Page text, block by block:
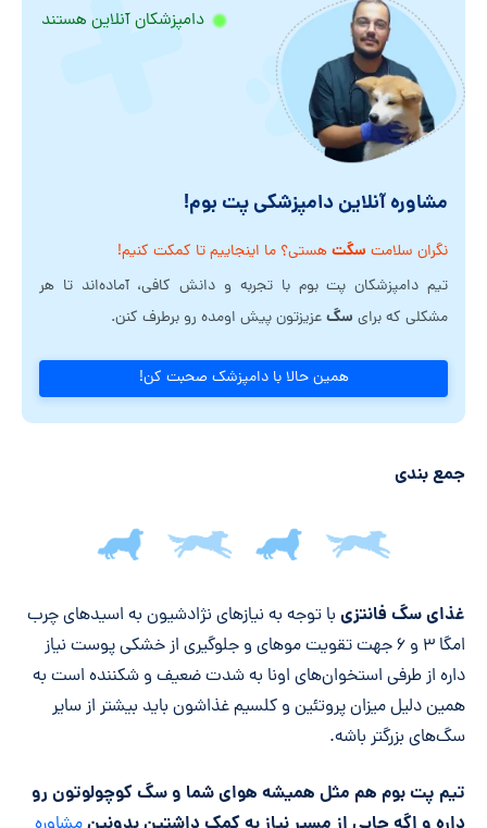
دامپزشکان آنلاین هستند
مشاوره آنلاین دامپزشکی پت بوم!
نگران سلامت سگتهستی؟ ما اینجاییم تا کمکت کنیم!
تیم دامپزشکان پت بوم با تجربه و دانش کافی، آماده‌اند تا هر
مشکلی که برای سگعزیزتون پیش اومده رو برطرف کنن.
همین حالا با دامپزشک صحبت کن!
جمع بندی
جمع‌بندی مقاله
غذای سگ فانتزی با توجه به نیازهای نژادشیون به اسیدهای چرب
امگا ۳ و ۶ جهت تقویت موهای و جلوگیری از خشکی پوست نیاز
داره از طرفی استخوان‌های اونا به شدت ضعیف و شکننده است به
همین دلیل میزان پروتئین و کلسیم غذاشون باید بیشتر از سایر
سگ‌های بزرگتر باشه.
تیم پت بوم هم مثل همیشه هوای شما و سگ کوچولوتون رو